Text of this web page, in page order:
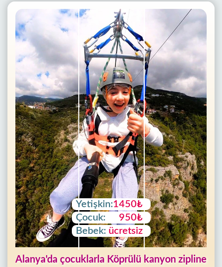
Yetişkin:1450₺
Çocuk:
950₺
Bebek: ücretsiz
Alanya'da çocuklarla Köprülü kanyon zipline